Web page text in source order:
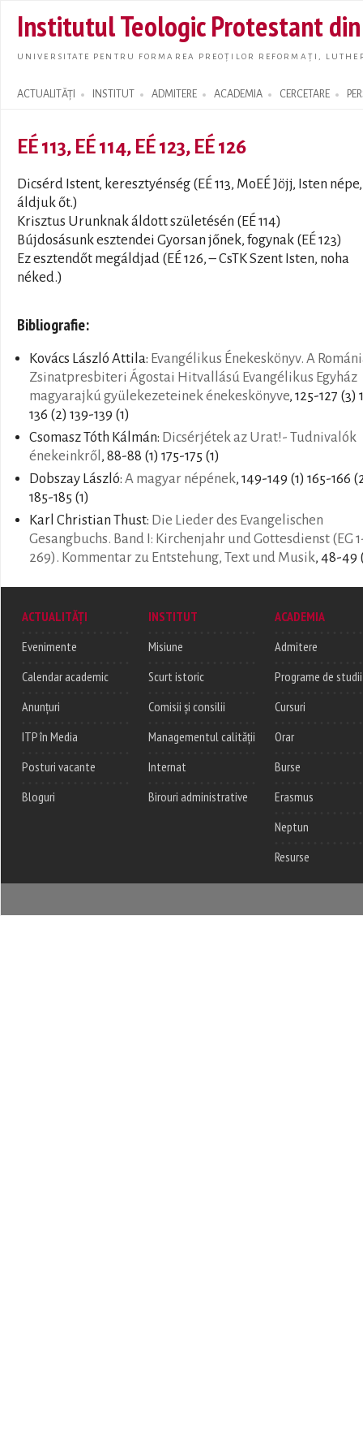
main
Institutul Teologic Protestant
UNIVERSITATE PENTRU FORMAREA PREOȚILOR REFORMAȚI,
ACTUALITĂȚI INSTITUT ADMITERE ACADEMIA CERCETARE
Search form
EÉ 113, EÉ 114, EÉ 123, EÉ 126
Dicsérd Istent, keresztyénség (EÉ 113, MoEÉ Jöjj, Isten népe,
áldjuk őt.)
Krisztus Urunknak áldott születésén (EÉ 114)
Bújdosásunk esztendei Gyorsan jőnek, fogynak (EÉ 123)
Ez esztendőt megáldjad (EÉ 126, – CsTK Szent Isten, noha
néked.)
Bibliografie:
Kovács László Attila: Evangélikus Énekeskönyv. A
Zsinatpresbiteri Ágostai Hitvallású Evangélikus Egyház
magyarajkú gyülekezeteinek énekeskönyve, 125-127 (3)
136 (2) 139-139 (1)
Csomasz Tóth Kálmán: Dicsérjétek az Urat!- Tudnivalók
énekeinkről , 88-88 (1) 175-175 (1)
Dobszay László: A magyar népének, 149-149 (1) 165-166
185-185 (1)
Karl Christian Thust: Die Lieder des Evangelischen
Gesangbuchs. Band I: Kirchenjahr und Gottesdienst (EG
269). Kommentar zu Entstehung, Text und Musik, 48-49
ACTUALITĂȚI
Evenimente
Calendar academic
Anunțuri
ITP în Media
Posturi vacante
Bloguri
INSTITUT
Misiune
Scurt istoric
Comisii și consilii
Managementul calității
Internat
Birouri administrative
ACADEMIA
Admitere
Programe de studii
Cursuri
Orar
Burse
Erasmus
Neptun
Resurse